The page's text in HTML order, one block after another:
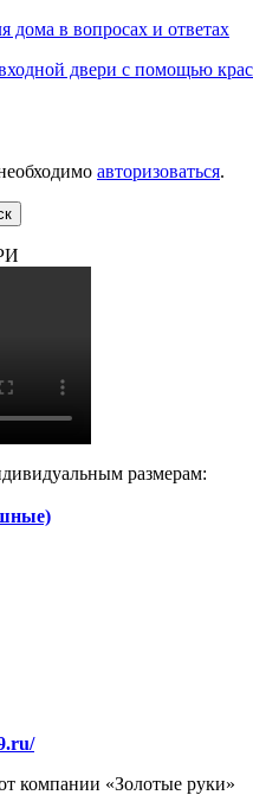
дома в вопросах и ответах
двери с помощью
авторизоваться.
размерам:
компании «Золотые руки»